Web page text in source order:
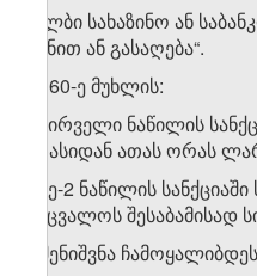
„ყალბი სახაზინო ან
მიზნით ან გასაღება“.
3. 160-ე მუხლის:
ა) პირველი ნაწილის
„ათასიდან ათას ორას
ბ) მე-2 ნაწილის
შეიცვალოს
გ) შენიშვნა